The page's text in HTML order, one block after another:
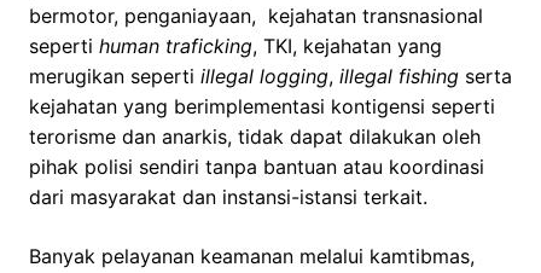
bermotor, penganiayaan, kejahatan transnasional
seperti human traficking, TKI, kejahatan yang
merugikan seperti illegal logging, illegal fishing serta
kejahatan yang berimplementasi kontigensi seperti
terorisme dan anarkis, tidak dapat dilakukan oleh
pihak polisi sendiri tanpa bantuan atau koordinasi
dari masyarakat dan instansi-istansi terkait.
Banyak pelayanan keamanan melalui kamtibmas,